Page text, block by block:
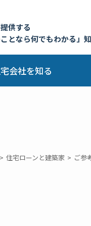
供する
となら何でもわかる」
会社を知る
住宅ローンと建築家 ご参